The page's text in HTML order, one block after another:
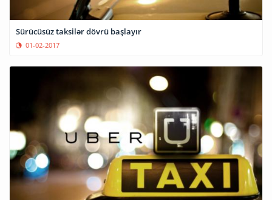
Sürücüsüz taksilər dövrü başlayır
01-02-2017